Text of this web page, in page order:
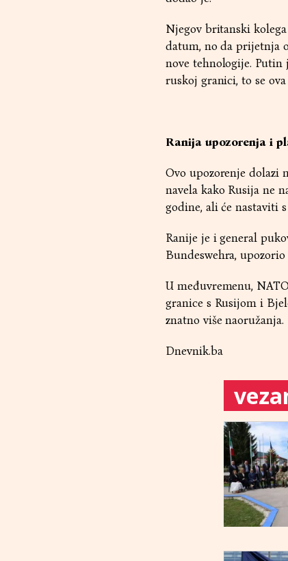
Njegov britanski
datum, no da prijetnja
nove tehnologije. Putin
ruskoj granici, to se
Ranija upozorenja i
Ovo upozorenje dolazi
navela kako Rusija ne
godine, ali će nastaviti
Ranije je i general
Bundeswehra,
U međuvremenu,
granice s Rusijom i
znatno više naoružanja.
Dnevnik.ba